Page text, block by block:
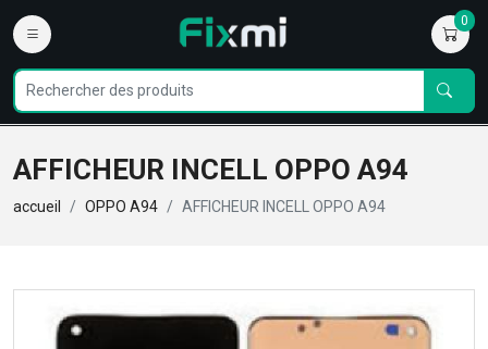
0
AFFICHEUR INCELL OPPO A94
accueil OPPO A94 AFFICHEUR INCELL OPPO A94